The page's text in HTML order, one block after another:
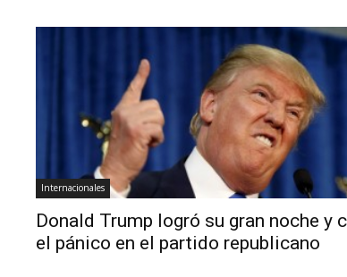
Internacionales
Donald Trump logró su gran noche y
el pánico en el partido republicano